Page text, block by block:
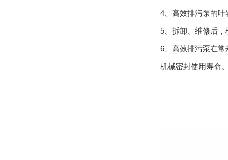
4、高效排污泵的
5、拆卸、维修
6、高效排污泵在
机械密封使用寿命